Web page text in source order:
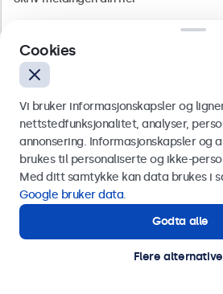
Norsk
© 2026
Send
Eller ring oss på
Kontakt våre spesialister.
Cookies
Vi bruker informasjonskapsler og
nettstedfunksjonalitet, analyser,
annonsering. Informasjonskapsler og
brukes til personaliserte og ikke-
Med ditt samtykke kan data brukes i
Google bruker data.
Godta alle
Flere